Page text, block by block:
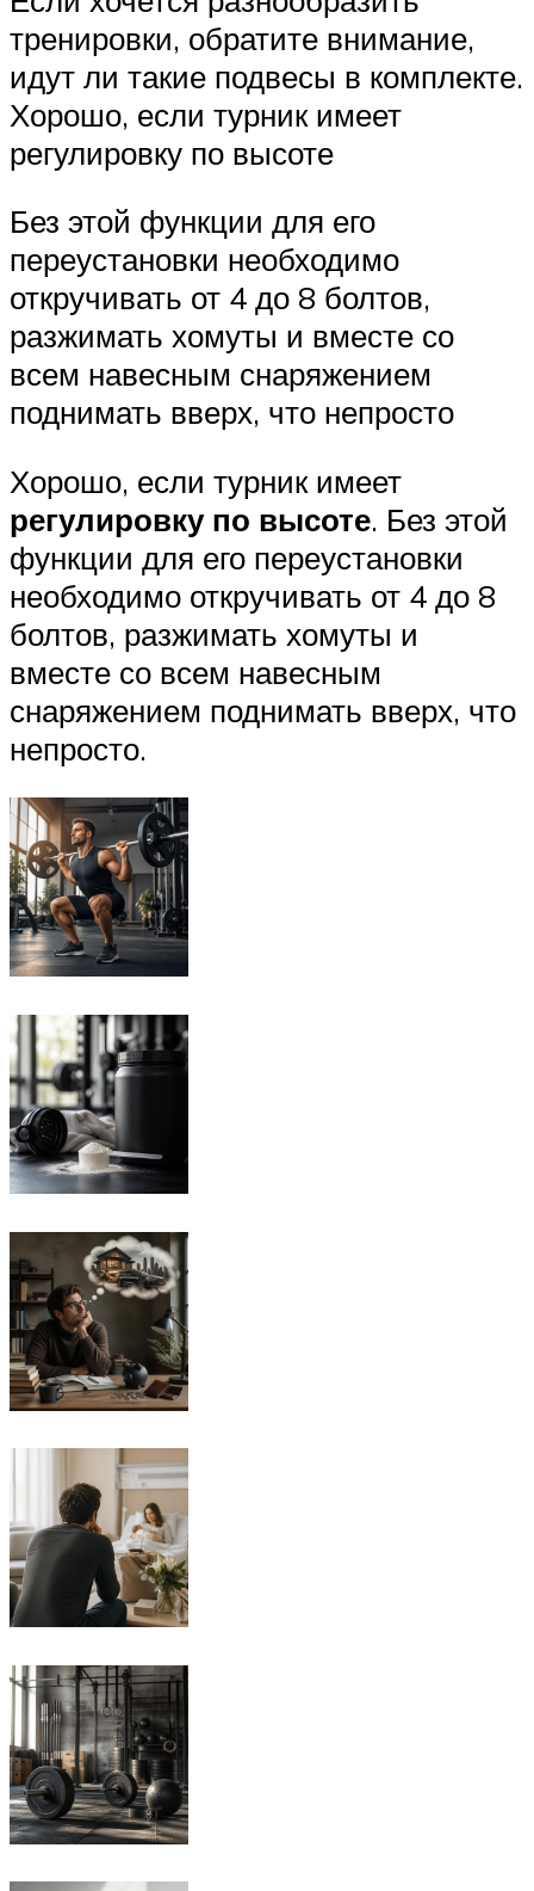
тренировки, обратите внимание,
идут ли такие подвесы в комплекте.
Хорошо, если турник имеет
регулировку по высоте
Без этой функции для его
переустановки необходимо
откручивать от 4 до 8 болтов,
разжимать хомуты и вместе со
всем навесным снаряжением
поднимать вверх, что непросто
Хорошо, если турник имеет
регулировку по высоте. Без этой
функции для его переустановки
необходимо откручивать от 4 до 8
болтов, разжимать хомуты и
вместе со всем навесным
снаряжением поднимать вверх, что
непросто.